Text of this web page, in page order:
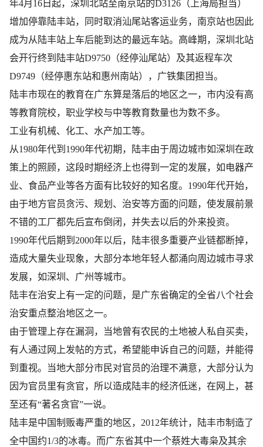
年4月16日起，深圳北站至南京站的D3126（上海局担当）
增加停靠陆丰站，同时取消汕尾站客运业务，南京站也因此
成为从陆丰站上车后能到达的最远车站。高峰期，深圳北站
会开行终到陆丰站D9750（经停汕尾站）及其返程车次
D9749（经停惠东站和惠州南站），广铁集团担当。
陆丰市现在的教育在广东算是落后的地区之一，市内没有高
等教育院校，职业学校与中等教育数量也为数不多。
工业有机械、化工、水产加工等。
从1980年代到1990年代初期，陆丰由于周边城市如深圳在政
策上的照顾，这段时期经济上也得到一定的发展，如电器产
业、食品产业等各方面有比较好的知名度。1990年代开始，
由于地方官员贪污、规划、治安等方面的问题，使发展前景
不错的工厂都先后宣布倒闭，并失去以后的外来投资。
1990年代后期到2000年以后，陆丰很多重要产业链都断掉，
造成大量失业现象，大部分本地年轻人都涌向周边城市寻求
发展，如深圳、广州等城市。
陆丰在治安上有一定的问题，是广东省确定的全省八个社会
治安重点整治地区之一。
由于管理上存在漏洞，当地曾有农民的土地被人私自买卖，
有人通过网上发帖的方式，希望能申诉自己的问题，并能得
到重视。当地大部分市民对官员的治理不满意，大部分认为
因为官员里有贪官，所以造成陆丰的经济低迷，在网上，甚
至还有“著名贪官”一说。
陆丰是中国制贩毒严重的地区，2012年统计，陆丰市制造了
全中国约1/3的冰毒。而广东省其中一个蔡姓大毒枭及其余